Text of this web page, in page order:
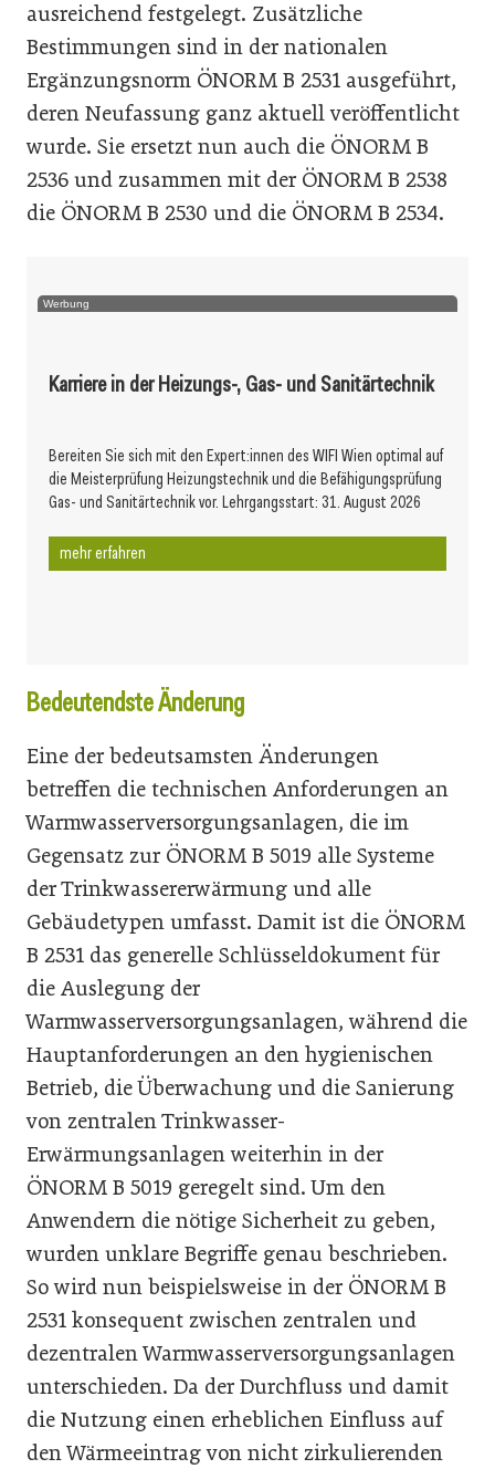
ausreichend festgelegt. Zusätzliche
Bestimmungen sind in der nationalen
Ergänzungsnorm ÖNORM B 2531 ausgeführt,
deren Neufassung ganz aktuell veröffentlicht
wurde. Sie ersetzt nun auch die ÖNORM B
2536 und zusammen mit der ÖNORM B 2538
die ÖNORM B 2530 und die ÖNORM B 2534.
Werbung
Karriere in der Heizungs-, Gas- und Sanitärtechnik
Bereiten Sie sich mit den Expert:innen des WIFI Wien optimal auf
die Meisterprüfung Heizungstechnik und die Befähigungsprüfung
Gas- und Sanitärtechnik vor. Lehrgangsstart: 31. August 2026
mehr erfahren
Bedeutendste Änderung
Eine der bedeutsamsten Änderungen
betreffen die technischen Anforderungen an
Warmwasserversorgungsanlagen, die im
Gegensatz zur ÖNORM B 5019 alle Systeme
der Trinkwassererwärmung und alle
Gebäudetypen umfasst. Damit ist die ÖNORM
B 2531 das generelle Schlüsseldokument für
die Auslegung der
Warmwasserversorgungsanlagen, während die
Hauptanforderungen an den hygienischen
Betrieb, die Überwachung und die Sanierung
von zentralen Trinkwasser-
Erwärmungsanlagen weiterhin in der
ÖNORM B 5019 geregelt sind. Um den
Anwendern die nötige Sicherheit zu geben,
wurden unklare Begriffe genau beschrieben.
So wird nun beispielsweise in der ÖNORM B
2531 konsequent zwischen zentralen und
dezentralen Warmwasserversorgungsanlagen
unterschieden. Da der Durchfluss und damit
die Nutzung einen erheblichen Einfluss auf
den Wärmeeintrag von nicht zirkulierenden